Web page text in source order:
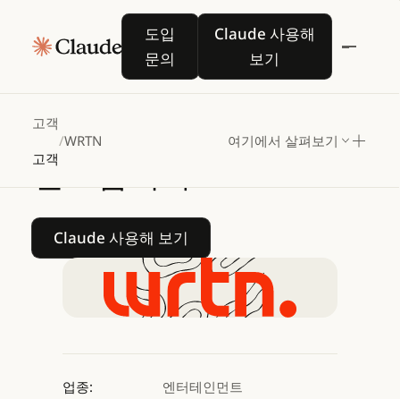
도입
문의
도입 문의
Claude 사용해
보기
Claude 사용해 보기
고객
고객
/WRTN 여기에서 살펴보기
WRTN,Claude로
아시아 전역에서 AI
엔터테인먼트와
스토리텔링을
선도합니다
Claude 사용해 보기
Claude 사용해 보기
업종:
엔터테인먼트